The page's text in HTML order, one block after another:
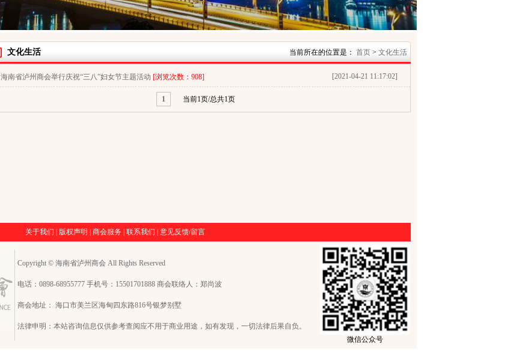
文化生活 当前所在的位置是： 首页> 文化生活
[2021-04-21 11:17:02]
海南省泸州商会举行庆祝“三八”妇女节主题活动 [浏览次数：908]
1 当前1页/总共1页
关于我们 版权声明 商会服务 联系我们 意见反馈/留言
Copyright © 海南省泸州商会 All Rights Reserved
电话：0898-68955777 手机号：15501701888 商会联络人：郑尚波
商会地址： 海口市美兰区海甸四东路816号银梦别墅
法律申明：本站咨询信息仅供参考查阅应不用于商业用途，如有发现，一切法律后果自负。
微信公众号